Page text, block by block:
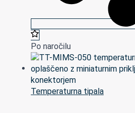
Po naročilu
Temperaturna tipala